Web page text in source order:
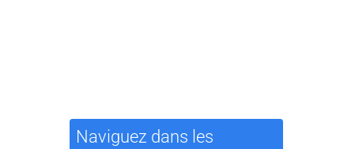
Naviguez dans les